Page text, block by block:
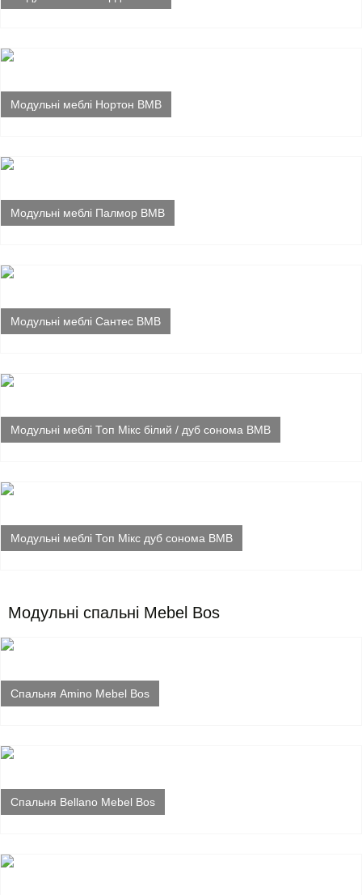
Модульні меблі Нортон ВМВ
Модульні меблі Палмор ВМВ
Модульні меблі Сантес ВМВ
Модульні меблі Топ Мікс білий / дуб сонома ВМВ
Модульні меблі Топ Мікс дуб сонома ВМВ
Модульні спальні Mebel Bos
Спальня Amino Mebel Bos
Спальня Bellano Mebel Bos